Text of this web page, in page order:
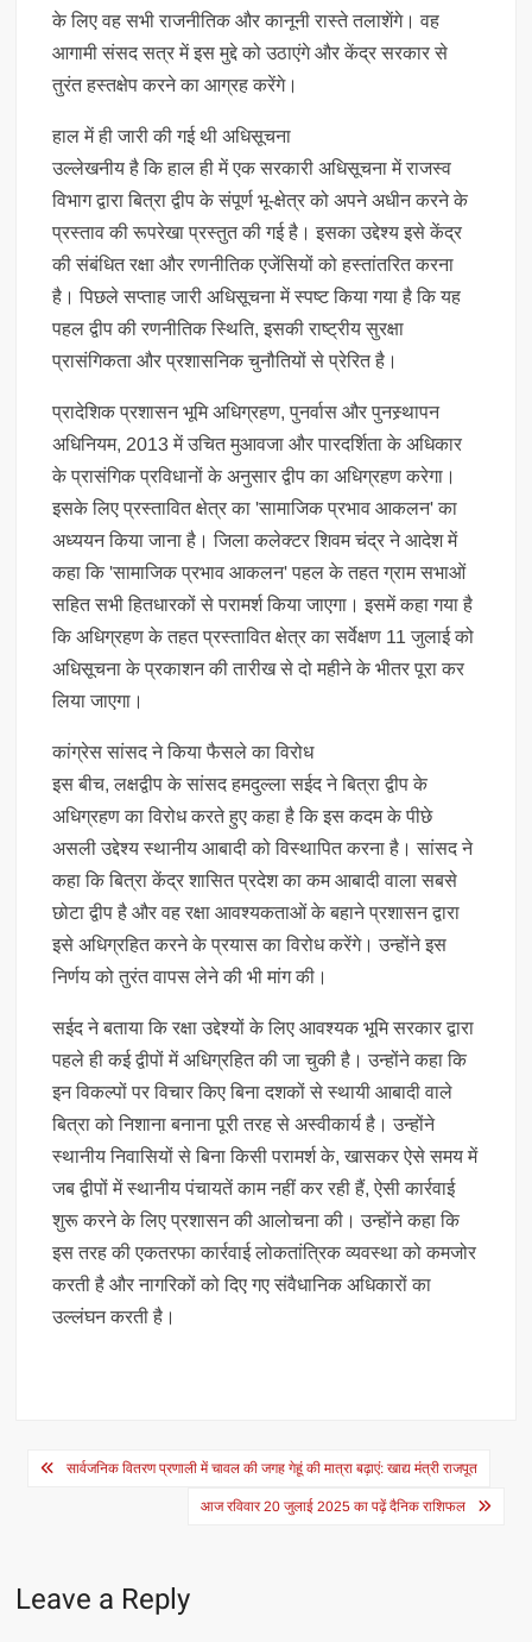
के लिए वह सभी राजनीतिक और कानूनी रास्ते तलाशेंगे। वह
आगामी संसद सत्र में इस मुद्दे को उठाएंगे और केंद्र सरकार से
तुरंत हस्तक्षेप करने का आग्रह करेंगे।
हाल में ही जारी की गई थी अधिसूचना
उल्लेखनीय है कि हाल ही में एक सरकारी अधिसूचना में राजस्व
विभाग द्वारा बित्रा द्वीप के संपूर्ण भू-क्षेत्र को अपने अधीन करने के
प्रस्ताव की रूपरेखा प्रस्तुत की गई है। इसका उद्देश्य इसे केंद्र
की संबंधित रक्षा और रणनीतिक एजेंसियों को हस्तांतरित करना
है। पिछले सप्ताह जारी अधिसूचना में स्पष्ट किया गया है कि यह
पहल द्वीप की रणनीतिक स्थिति, इसकी राष्ट्रीय सुरक्षा
प्रासंगिकता और प्रशासनिक चुनौतियों से प्रेरित है।
प्रादेशिक प्रशासन भूमि अधिग्रहण, पुनर्वास और पुनस्र्थापन
अधिनियम, 2013 में उचित मुआवजा और पारदर्शिता के अधिकार
के प्रासंगिक प्रविधानों के अनुसार द्वीप का अधिग्रहण करेगा।
इसके लिए प्रस्तावित क्षेत्र का 'सामाजिक प्रभाव आकलन' का
अध्ययन किया जाना है। जिला कलेक्टर शिवम चंद्र ने आदेश में
कहा कि 'सामाजिक प्रभाव आकलन' पहल के तहत ग्राम सभाओं
सहित सभी हितधारकों से परामर्श किया जाएगा। इसमें कहा गया है
कि अधिग्रहण के तहत प्रस्तावित क्षेत्र का सर्वेक्षण 11 जुलाई को
अधिसूचना के प्रकाशन की तारीख से दो महीने के भीतर पूरा कर
लिया जाएगा।
कांग्रेस सांसद ने किया फैसले का विरोध
इस बीच, लक्षद्वीप के सांसद हमदुल्ला सईद ने बित्रा द्वीप के
अधिग्रहण का विरोध करते हुए कहा है कि इस कदम के पीछे
असली उद्देश्य स्थानीय आबादी को विस्थापित करना है। सांसद ने
कहा कि बित्रा केंद्र शासित प्रदेश का कम आबादी वाला सबसे
छोटा द्वीप है और वह रक्षा आवश्यकताओं के बहाने प्रशासन द्वारा
इसे अधिग्रहित करने के प्रयास का विरोध करेंगे। उन्होंने इस
निर्णय को तुरंत वापस लेने की भी मांग की।
सईद ने बताया कि रक्षा उद्देश्यों के लिए आवश्यक भूमि सरकार द्वारा
पहले ही कई द्वीपों में अधिग्रहित की जा चुकी है। उन्होंने कहा कि
इन विकल्पों पर विचार किए बिना दशकों से स्थायी आबादी वाले
बित्रा को निशाना बनाना पूरी तरह से अस्वीकार्य है। उन्होंने
स्थानीय निवासियों से बिना किसी परामर्श के, खासकर ऐसे समय में
जब द्वीपों में स्थानीय पंचायतें काम नहीं कर रही हैं, ऐसी कार्रवाई
शुरू करने के लिए प्रशासन की आलोचना की। उन्होंने कहा कि
इस तरह की एकतरफा कार्रवाई लोकतांत्रिक व्यवस्था को कमजोर
करती है और नागरिकों को दिए गए संवैधानिक अधिकारों का
उल्लंघन करती है।
Postसार्वजनिक वितरण प्रणाली में चावल की जगह गेहूं की मात्रा बढ़ाएं: खाद्य मंत्री राजपूत
आज रविवार 20 जुलाई 2025 का पढ़ें दैनिक राशिफल
Leave a Reply